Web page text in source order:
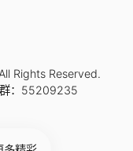
Rights Reserved.
：55209235